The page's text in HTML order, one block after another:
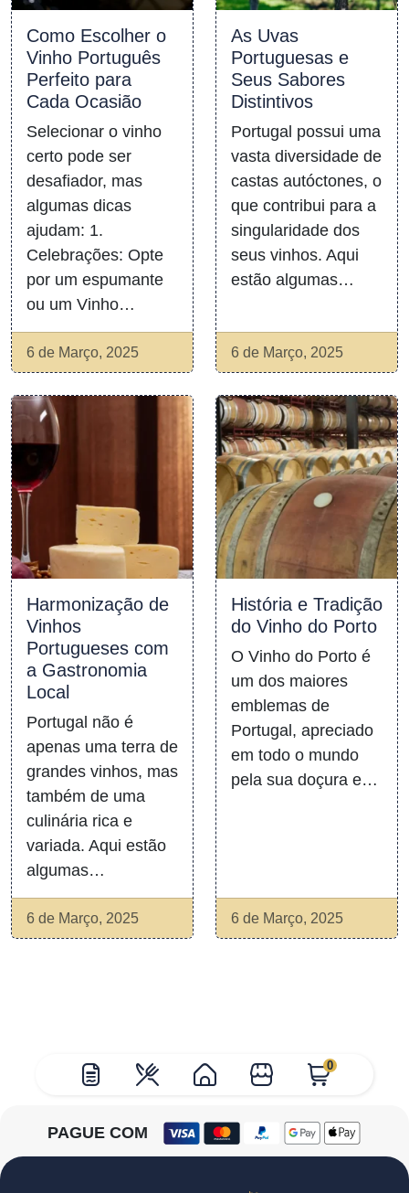
0
Como Escolher o
Vinho Português
Perfeito para
Cada Ocasião
Selecionar o vinho
certo pode ser
desafiador, mas
algumas dicas
ajudam: 1.
Celebrações: Opte
por um espumante
ou um Vinho…
6 de Março, 2025
As Uvas
Portuguesas e
Seus Sabores
Distintivos
Portugal possui uma
vasta diversidade de
castas autóctones, o
que contribui para a
singularidade dos
seus vinhos. Aqui
estão algumas…
6 de Março, 2025
Harmonização de
Vinhos
Portugueses com
a Gastronomia
Local
Portugal não é
apenas uma terra de
grandes vinhos, mas
também de uma
culinária rica e
variada. Aqui estão
algumas…
6 de Março, 2025
História e Tradição
do Vinho do Porto
O Vinho do Porto é
um dos maiores
emblemas de
Portugal, apreciado
em todo o mundo
pela sua doçura e…
6 de Março, 2025
PAGUE COM